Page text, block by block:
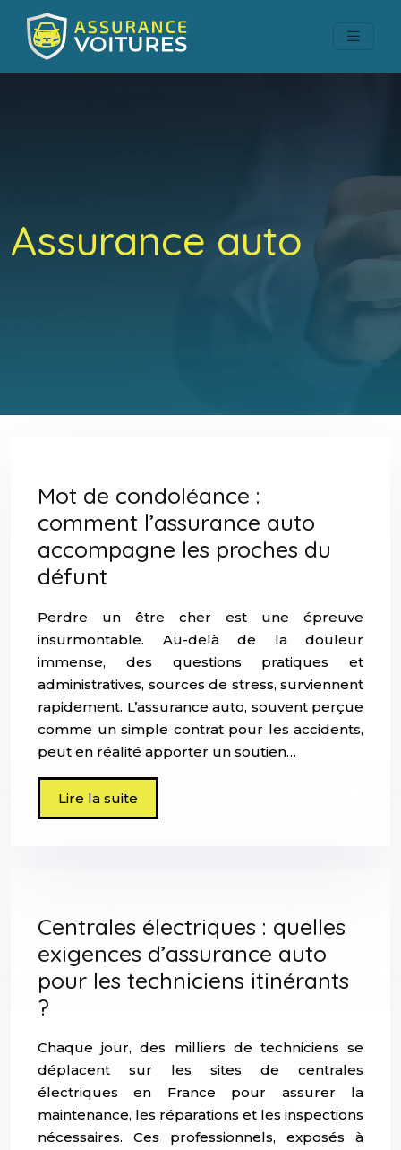
Assurance auto
Mot de condoléance :
comment l’assurance auto
accompagne les proches du
défunt
Perdre un être cher est une épreuve
insurmontable. Au-delà de la douleur
immense, des questions pratiques et
administratives, sources de stress, surviennent
rapidement. L’assurance auto, souvent perçue
comme un simple contrat pour les accidents,
peut en réalité apporter un soutien…
Lire la suite
Centrales électriques : quelles
exigences d’assurance auto
pour les techniciens itinérants
?
Chaque jour, des milliers de techniciens se
déplacent sur les sites de centrales
électriques en France pour assurer la
maintenance, les réparations et les inspections
nécessaires. Ces professionnels, exposés à